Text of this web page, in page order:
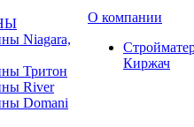
Niagara,
Тритон
River
Domani
О компании
Киржач